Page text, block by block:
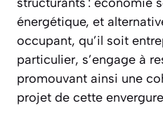
énergétique, et
occupant, qu’il soit
particulier, s’engage à
promouvant ainsi une
projet de cette